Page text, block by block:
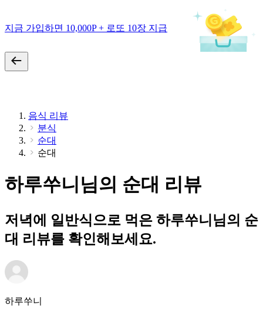
지금 가입하면 10,000P + 로또 10장 지급
음식 리뷰
분식
순대
순대
하루쑤니님의 순대 리뷰
저녁에 일반식으로 먹은 하루쑤니님의 순
대 리뷰를 확인해보세요.
하루쑤니